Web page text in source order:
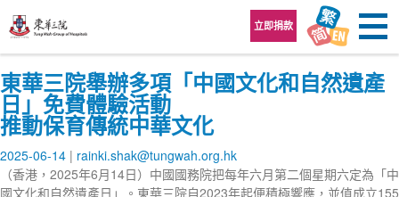
立即捐款
東華三院舉辦多項「中國文化和自然遺產
日」免費體驗活動
推動保育傳統中華文化
2025-06-14
rainki.shak@tungwah.org.hk
（香港，2025年6月14日）中國國務院把每年六月第二個星期六定為「中
國文化和自然遺產日」。東華三院自2023年起便積極響應，並值成立155